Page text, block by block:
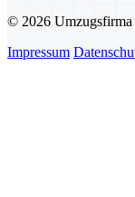
© 2026 Umzugsfirma
Impressum